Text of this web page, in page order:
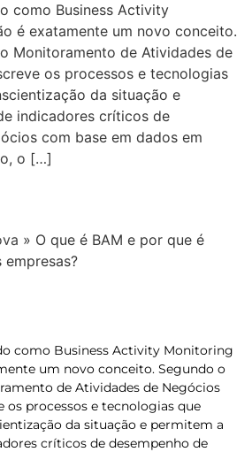
como Business Activity
é exatamente um novo conceito.
Monitoramento de Atividades de
os processos e tecnologias
da situação e
indicadores críticos de
com base em dados em
o […]
» O que é BAM e por que é
como Business Activity Monitoring
um novo conceito. Segundo o
de Atividades de Negócios
os processos e tecnologias que
da situação e permitem a
críticos de desempenho de